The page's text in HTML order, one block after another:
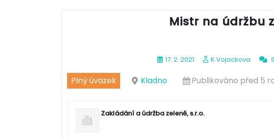
Mistr na údržbu
17. 2. 2021 K.Vojackova
Plný úvazek Kladno Publikováno před 5
Zakládání a údržba zeleně, s.r.o.